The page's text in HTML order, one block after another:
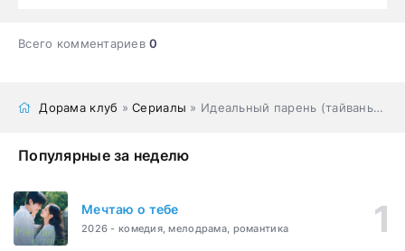
Всего комментариев0
Дорама клуб »Сериалы » Идеальный парень (тайваньская версия)
Популярные за неделю
Мечтаю о тебе
2026 - комедия, мелодрама, романтика